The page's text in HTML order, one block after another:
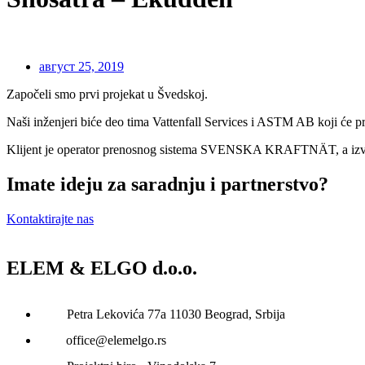
август 25, 2019
Započeli smo prvi projekat u Švedskoj.
Naši inženjeri biće deo tima Vattenfall Services i ASTM AB koji će
Klijent je operator prenosnog sistema SVENSKA KRAFTNÄT, a
Imate ideju za saradnju i partnerstvo?
Kontaktirajte nas
ELEM & ELGO d.o.o.
Petra Lekovića 77а 11030 Beograd, Srbija
office@elemelgo.rs